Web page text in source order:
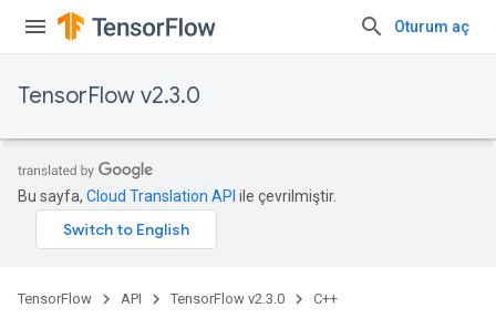
Oturum aç
TensorFlow v2.3.0
Bu sayfa, Cloud Translation API ile çevrilmiştir.
TensorFlow API TensorFlow v2.3.0 C++